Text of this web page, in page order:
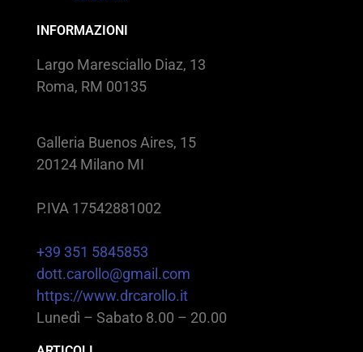
INFORMAZIONI
Largo Maresciallo Diaz, 13
Roma, RM 00135
Galleria Buenos Aires, 15
20124 Milano MI
P.IVA 17542881002
+39 351 5845853
dott.carollo@gmail.com
https://www.drcarollo.it
Lunedì – Sabato 8.00 – 20.00